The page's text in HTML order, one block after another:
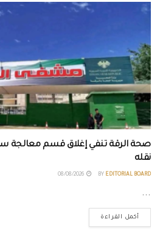
صحة الرقة تنفي إغلاق قسم معالجة
نقله
BY EDITORIAL BOARD
...
أكمل القراءة